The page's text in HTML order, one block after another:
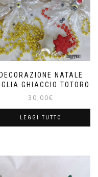
DECORAZIONE NATALE
GHIACCIO TOTORO
30,00€
LEGGI TUTTO